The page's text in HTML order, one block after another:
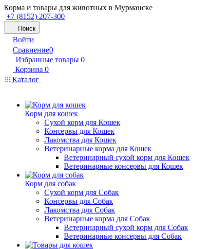
Корма и товары для животных в Мурманске
+7 (8152) 207-300
Поиск
Войти
Сравнение0
Избранные товары 0
Корзина 0
Каталог
Корм для кошек
Сухой корм для Кошек
Консервы для Кошек
Лакомства для Кошек
Ветеринарные корма для Кошек
Ветеринарный сухой корм для Кошек
Ветеринарные консервы для Кошек
Корм для собак
Сухой корм для Собак
Консервы для Собак
Лакомства для Собак
Ветеринарные корма для Собак
Ветеринарный сухой корм для Собак
Ветеринарные консервы для Собак